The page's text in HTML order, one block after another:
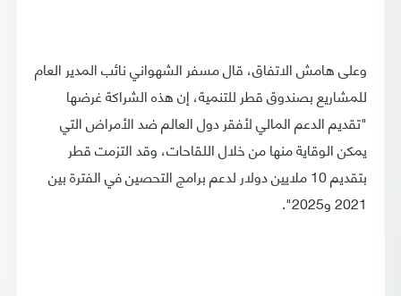
وعلى هامش الاتفاق، قال مسفر الشهواني نائب المدير العام
للمشاريع بصندوق قطر للتنمية، إن هذه الشراكة غرضها
"تقديم الدعم المالي لأفقر دول العالم ضد الأمراض التي
يمكن الوقاية منها من خلال اللقاحات، وقد التزمت قطر
بتقديم 10 ملايين دولار لدعم برامج التحصين في الفترة بين
2021 و2025".